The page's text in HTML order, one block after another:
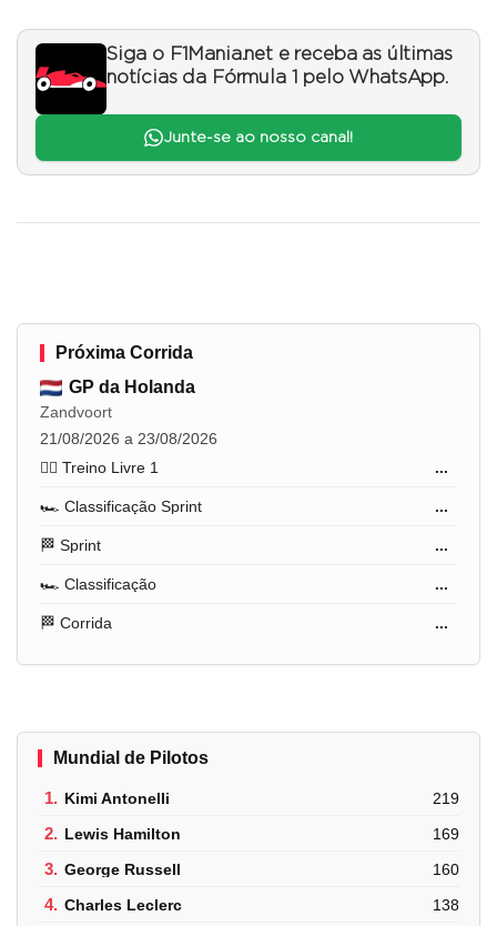
Siga o F1Mania.net e receba as últimas
notícias da Fórmula 1 pelo WhatsApp.
Junte-se ao nosso canal!
Próxima Corrida
GP da Holanda
Zandvoort
21/08/2026 a 23/08/2026
🏋️‍♂️ Treino Livre 1
...
🏎️ Classificação Sprint ...
🏁 Sprint ...
🏎️ Classificação ...
🏁 Corrida ...
Mundial de Pilotos
1. Kimi Antonelli 219
2. Lewis Hamilton 169
3. George Russell 160
4. Charles Leclerc 138